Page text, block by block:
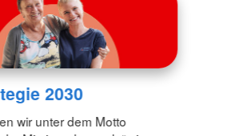
2030
wir unter dem Motto